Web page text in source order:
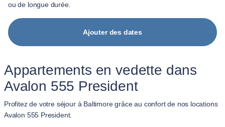
ou de longue durée.
Ajouter des dates
Appartements en vedette dans
Avalon 555 President
Profitez de votre séjour à Baltimore grâce au confort de nos locations
Avalon 555 President.